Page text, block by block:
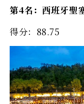
第4名：西班牙聖
得分：88.75